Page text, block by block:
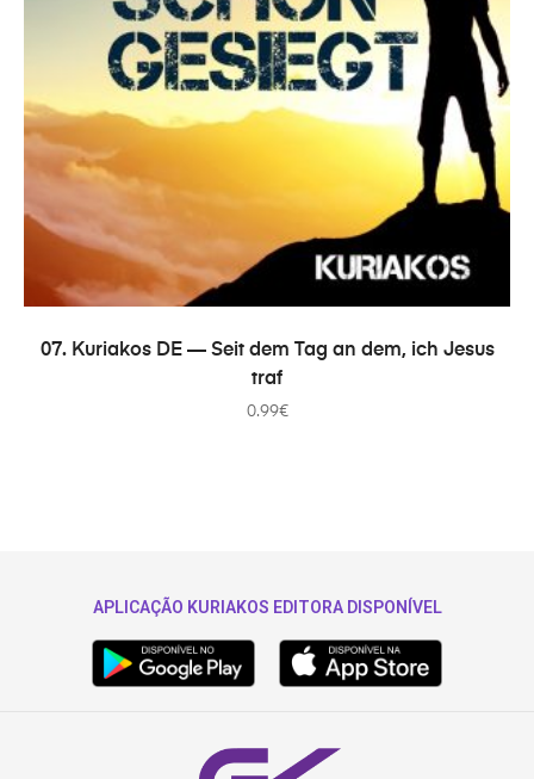
В КОРЗИНУ
07. Kuriakos DE — Seit dem Tag an dem, ich Jesus
traf
0.99€
APLICAÇÃO KURIAKOS EDITORA DISPONÍVEL